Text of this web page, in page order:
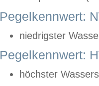
Pegelkennwert:
niedrigster
Pegelkennwert:
höchster